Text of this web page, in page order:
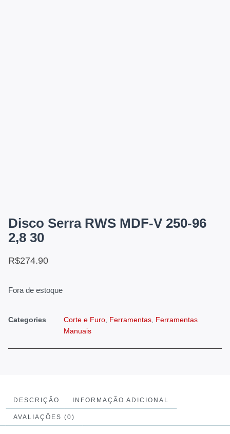
Disco Serra RWS MDF-V 250-96
2,8 30
R$274.90
Fora de estoque
Categories Corte e Furo, Ferramentas, Ferramentas
Manuais
DESCRIÇÃO INFORMAÇÃO ADICIONAL
AVALIAÇÕES (0)